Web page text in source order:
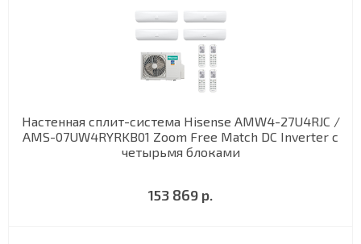
Настенная сплит-система Hisense AMW4-27U4RJC /
AMS-07UW4RYRKB01 Zoom Free Match DC Inverter с
четырьмя блоками
153 869 р.